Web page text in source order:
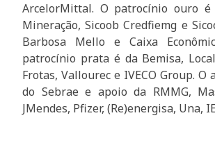
ArcelorMittal. O patrocínio ouro é
Mineração, Sicoob Credfiemg e
Barbosa Mello e Caixa
patrocínio prata é da Bemisa,
Frotas, Vallourec e IVECO Group. O
do Sebrae e apoio da RMMG,
JMendes, Pfizer, (Re)energisa, Una,